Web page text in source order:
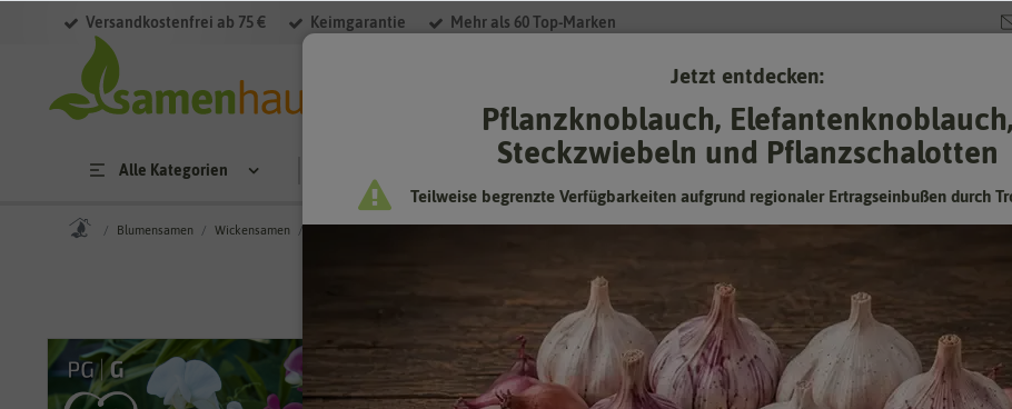
Versandkostenfrei ab 75 € Keimgarantie Mehr als 60 Top-Marken
Alle Kategorien
Blumensamen Wickensamen
Staudenwicke Pastell Mischung
Hersteller:
Kiepenkerl
Jetzt entdecken:
Pflanzknoblauch, Elefantenknoblauch,
Steckzwiebeln und Pflanzschalotten
Teilweise begrenzte Verfügbarkeiten aufgrund regionaler Ertragseinbußen durch